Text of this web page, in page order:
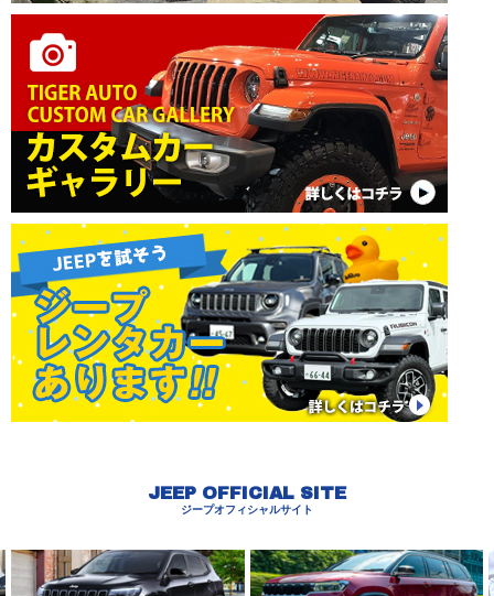
JEEP OFFICIAL SITE
ジープオフィシャルサイト